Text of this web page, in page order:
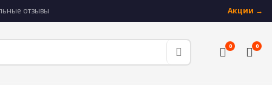
отзывы Акции →
0 0